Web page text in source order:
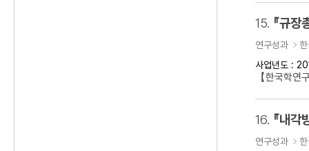
15. 『규장
연구성과
사업년도 :
【한국학
16. 『내각
연구성과